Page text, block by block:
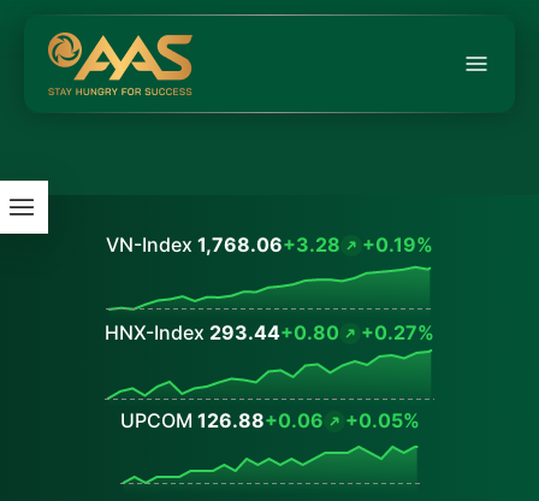
VN-Index 1,768.06+3.28 +0.19%
HNX-Index 293.44+0.80 +0.27%
UPCOM 126.88+0.06 +0.05%